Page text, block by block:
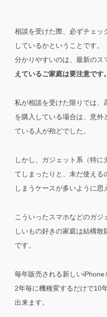
相談を受けた際、必ずチェッ
しているかということです。
分かりやすいのは、最新のス
えているご家庭は要注意です。
私が相談を受けた限りでは、
を購入している場合は、意外
ている人が殆どでした。
しかし、ガジェット系（特に
てしまったりと、未だ使える
しまうケースが多いように思
こういったスマホなどのガ
しいもの好きの家庭は結構
です。
毎年販売される新しい
2年毎に機種変するだけで10
出来ます。